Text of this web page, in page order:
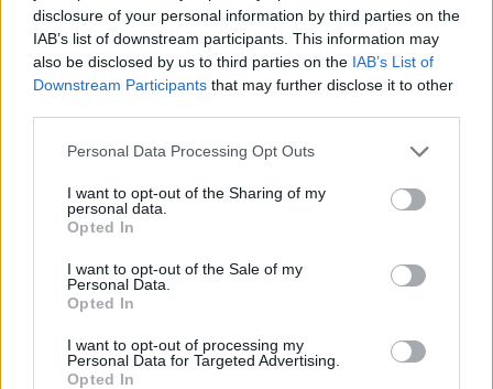
disclosure of your personal information by third parties on the
IAB’s list of downstream participants. This information may
also be disclosed by us to third parties on the IAB’s List of
Downstream Participants that may further disclose it to other
Personal Data Processing Opt Outs
I want to opt-out of the Sharing of my
personal data.
Opted In
I want to opt-out of the Sale of my
Personal Data.
Opted In
I want to opt-out of processing my
Personal Data for Targeted Advertising.
Opted In
NOMINE E CARRIERE DIGITAL MARKETING
Altri articoli che potrebbero piacerti